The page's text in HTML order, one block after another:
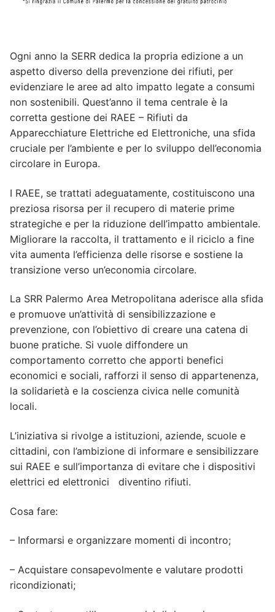
Ogni anno la SERR dedica la propria edizione a un
aspetto diverso della prevenzione dei rifiuti, per
evidenziare le aree ad alto impatto legate a consumi
non sostenibili. Quest’anno il tema centrale è la
corretta gestione dei RAEE – Rifiuti da
Apparecchiature Elettriche ed Elettroniche, una sfida
cruciale per l’ambiente e per lo sviluppo dell’economia
circolare in Europa.
I RAEE, se trattati adeguatamente, costituiscono una
preziosa risorsa per il recupero di materie prime
strategiche e per la riduzione dell’impatto ambientale.
Migliorare la raccolta, il trattamento e il riciclo a fine
vita aumenta l’efficienza delle risorse e sostiene la
transizione verso un’economia circolare.
La SRR Palermo Area Metropolitana aderisce alla sfida
e promuove un’attività di sensibilizzazione e
prevenzione, con l’obiettivo di creare una catena di
buone pratiche. Si vuole diffondere un
comportamento corretto che apporti benefici
economici e sociali, rafforzi il senso di appartenenza,
la solidarietà e la coscienza civica nelle comunità
locali.
L’iniziativa si rivolge a istituzioni, aziende, scuole e
cittadini, con l’ambizione di informare e sensibilizzare
sui RAEE e sull’importanza di evitare che i dispositivi
elettrici ed elettronici diventino rifiuti.
Cosa fare:
– Informarsi e organizzare momenti di incontro;
– Acquistare consapevolmente e valutare prodotti
ricondizionati;